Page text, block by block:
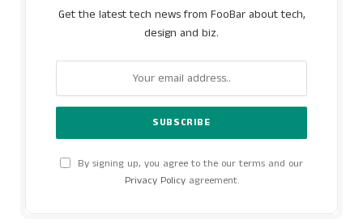
Get the latest tech news from FooBar about tech,
design and biz.
By signing up, you agree to the our terms and our
Privacy Policyagreement.